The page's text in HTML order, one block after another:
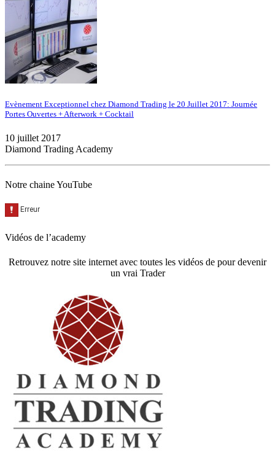
Evènement Exceptionnel chez Diamond Trading le 20 Juillet 2017: Journée
Portes Ouvertes + Afterwork + Cocktail
10 juillet 2017
Diamond Trading Academy
Notre chaine YouTube
Vidéos de l’academy
Retrouvez notre site internet avec toutes les vidéos de pour devenir
un vrai Trader